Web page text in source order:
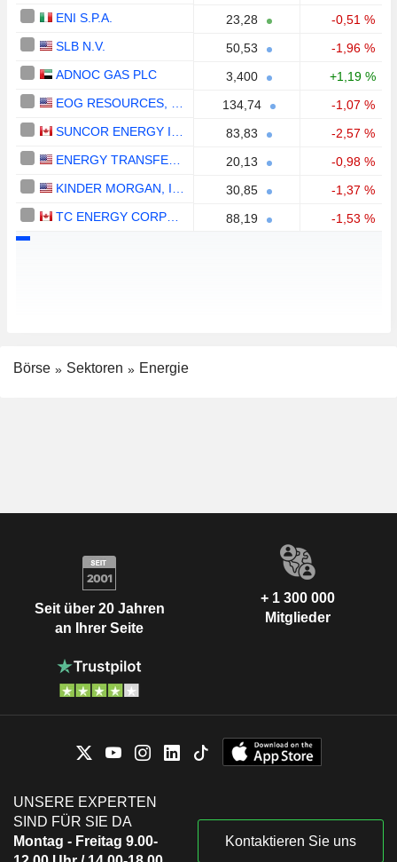
ENI S.P.A.
23,28
-0,51 %
SLB N.V.
50,53
-1,96 %
ADNOC GAS PLC
3,400
+1,19 %
134,74
-1,07 %
83,83
-2,57 %
ENERGY TRANSFER LP
20,13
-0,98 %
30,85
-1,37 %
TC ENERGY CORPORATION
88,19 -1,53 %
Börse Sektoren Energie
Seit über 20 Jahren
an Ihrer Seite
+ 1 300 000
Mitglieder
UNSERE EXPERTEN
SIND FÜR SIE DA
Montag - Freitag 9.00-
Kontaktieren Sie uns